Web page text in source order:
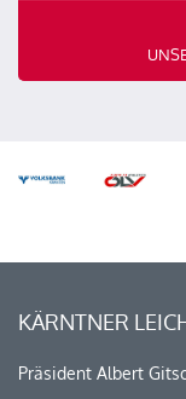
KÄRNTNER
Präsident Albert